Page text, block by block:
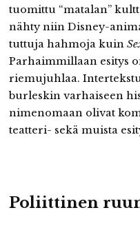
tuomittu “matalan”
nähty niin Disney-
tuttuja hahmoja kuin
Parhaimmillaan esitys
riemujuhlaa.
burleskin varhaiseen
nimenomaan olivat
teatteri- sekä muista
Poliittinen